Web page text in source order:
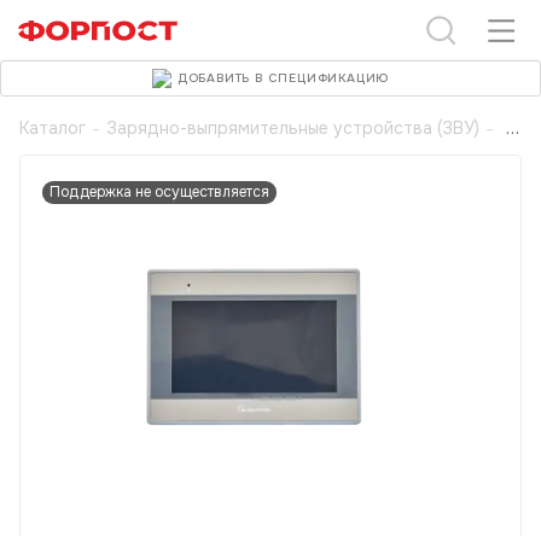
Каталог - Зарядно-выпрямительные устройства (ЗВУ) -
Поддержка не осуществляется
ДОБАВИТЬ В СПЕЦИФИКАЦИЮ